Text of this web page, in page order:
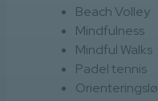
Beach Volley
Mindfulness
Mindful Walks
Padel tennis